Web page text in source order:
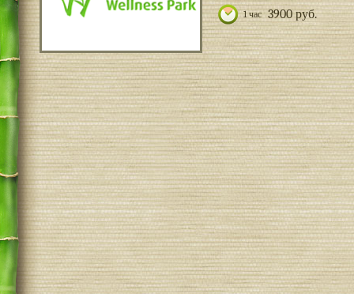
1 час 3900 руб.